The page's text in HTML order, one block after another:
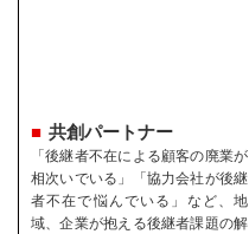
共創パートナー
「後継者不在による顧客の廃業が
相次いでいる」「協力会社が後継
者不在で悩んでいる」など、地
域、企業が抱える後継者課題の解